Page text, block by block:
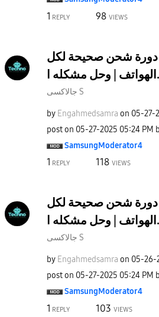
1 REPLY 98 VIEWS
شحن صحيحة لكل
ا...
جالاكسى S
by Engahmedsamra on ‎05-27-
post on ‎05-27-2025 05:24 PM
SamsungModerator4
1 REPLY 118 VIEWS
شحن صحيحة لكل
ا...
جالاكسى S
by Engahmedsamra on ‎05-26-
post on ‎05-27-2025 05:24 PM
SamsungModerator4
1 REPLY 103 VIEWS